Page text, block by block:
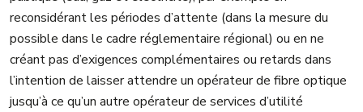
reconsidérant les périodes d’attente (dans la mesure du
possible dans le cadre réglementaire régional) ou en ne
créant pas d’exigences complémentaires ou retards dans
l’intention de laisser attendre un opérateur de fibre optique
jusqu’à ce qu’un autre opérateur de services d’utilité